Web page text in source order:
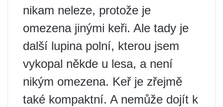
nikam neleze, protože je
omezena jinými keři. Ale tady je
další lupina polní, kterou jsem
vykopal někde u lesa, a není
nikým omezena. Keř je zřejmě
také kompaktní. A nemůže dojít k